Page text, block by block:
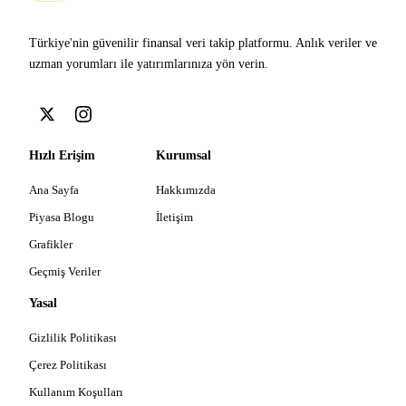
Türkiye'nin güvenilir finansal veri takip platformu. Anlık veriler ve
uzman yorumları ile yatırımlarınıza yön verin.
Hızlı Erişim
Ana Sayfa
Piyasa Blogu
Grafikler
Geçmiş Veriler
Kurumsal
Hakkımızda
İletişim
Yasal
Gizlilik Politikası
Çerez Politikası
Kullanım Koşulları